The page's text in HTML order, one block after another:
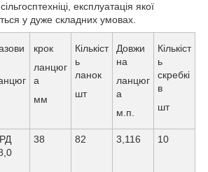
експлуатація якої
у дуже складних умовах.
крок
ланцюг
а
мм
Кількіст
ь
ланок
шт
Довжи
на
ланцюг
а
м.п.
Кількіст
ь
скребкі
в
шт
38 82 3,116 10